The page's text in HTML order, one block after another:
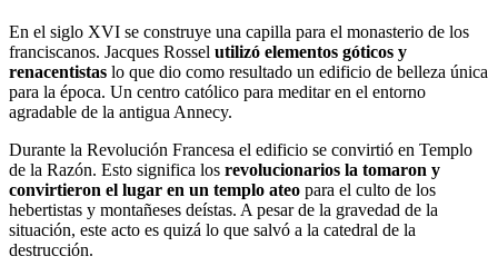
En el siglo XVI se construye una capilla para el monasterio de los
franciscanos. Jacques Rossel utilizó elementos góticos y
renacentistas lo que dio como resultado un edificio de belleza única
para la época. Un centro católico para meditar en el entorno
agradable de la antigua Annecy.
Durante la Revolución Francesa el edificio se convirtió en Templo
de la Razón. Esto significa los revolucionarios la tomaron y
convirtieron el lugar en un templo ateo para el culto de los
hebertistas y montañeses deístas. A pesar de la gravedad de la
situación, este acto es quizá lo que salvó a la catedral de la
destrucción.